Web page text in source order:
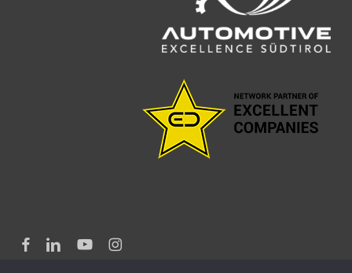
facebooklinkedinyoutubeinstagram